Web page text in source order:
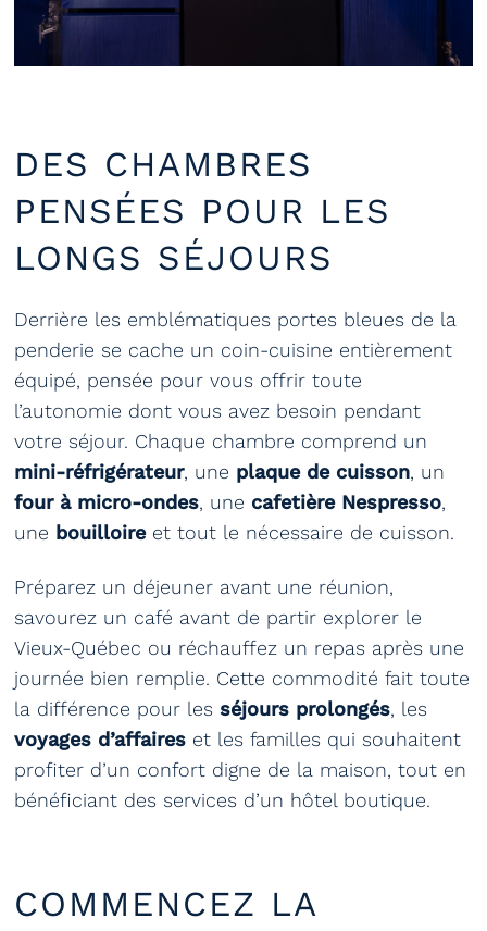
DES CHAMBRES
PENSÉES POUR LES
LONGS SÉJOURS
Derrière les emblématiques portes bleues de la
penderie se cache un coin-cuisine entièrement
équipé, pensée pour vous offrir toute
l’autonomie dont vous avez besoin pendant
votre séjour. Chaque chambre comprend un
mini-réfrigérateur, une plaque de cuisson, un
four à micro-ondes, une cafetière Nespresso,
une bouilloire et tout le nécessaire de cuisson.
Préparez un déjeuner avant une réunion,
savourez un café avant de partir explorer le
Vieux-Québec ou réchauffez un repas après une
journée bien remplie. Cette commodité fait toute
la différence pour les séjours prolongés, les
voyages d’affaires et les familles qui souhaitent
profiter d’un confort digne de la maison, tout en
bénéficiant des services d’un hôtel boutique.
COMMENCEZ LA